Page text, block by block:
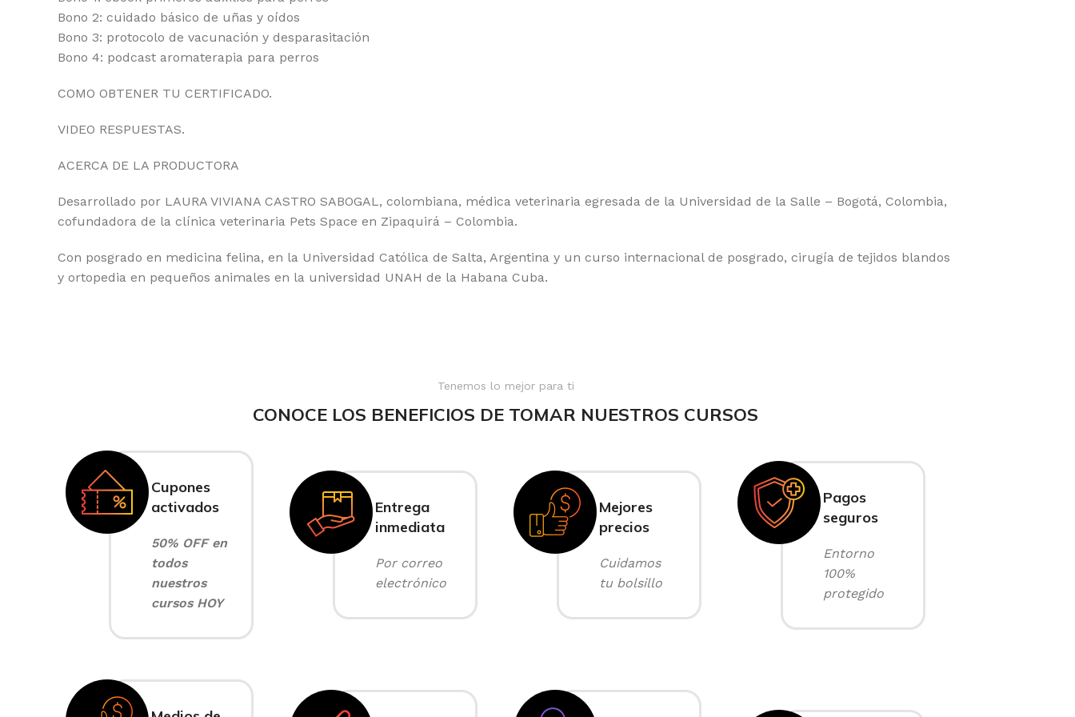
Bono 2: cuidado básico de uñas y oídos
Bono 3: protocolo de vacunación y desparasitación
Bono 4: podcast aromaterapia para perros
COMO OBTENER TU CERTIFICADO.
VIDEO RESPUESTAS.
ACERCA DE LA PRODUCTORA
Desarrollado por LAURA VIVIANA CASTRO SABOGAL, colombiana, médica veterinaria egresada de la Universidad de la Salle – Bogotá, Colombia,
cofundadora de la clínica veterinaria Pets Space en Zipaquirá – Colombia.
Con posgrado en medicina felina, en la Universidad Católica de Salta, Argentina y un curso internacional de posgrado, cirugía de tejidos blandos
y ortopedia en pequeños animales en la universidad UNAH de la Habana Cuba.
Tenemos lo mejor para ti
CONOCE LOS BENEFICIOS DE TOMAR NUESTROS CURSOS
Cupones
activados
50% OFF en
todos
nuestros
cursos HOY
Entrega
inmediata
Por correo
electrónico
Mejores
precios
Cuidamos
tu bolsillo
Pagos
seguros
Entorno
100%
protegido